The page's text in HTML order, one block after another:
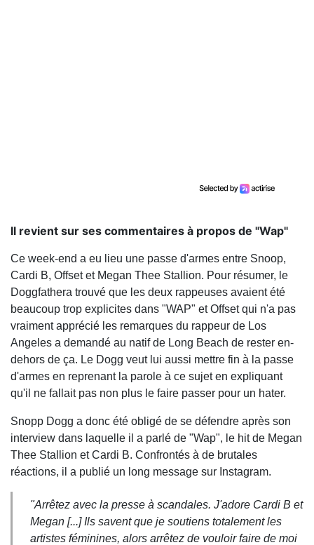
Il revient sur ses commentaires à propos de "Wap"
Ce week-end a eu lieu une passe d'armes entre Snoop,
Cardi B, Offset et Megan Thee Stallion. Pour résumer, le
Doggfathera trouvé que les deux rappeuses avaient été
beaucoup trop explicites dans "WAP" et Offset qui n'a pas
vraiment apprécié les remarques du rappeur de Los
Angeles a demandé au natif de Long Beach de rester en-
dehors de ça. Le Dogg veut lui aussi mettre fin à la passe
d'armes en reprenant la parole à ce sujet en expliquant
qu'il ne fallait pas non plus le faire passer pour un hater.
Snopp Dogg a donc été obligé de se défendre après son
interview dans laquelle il a parlé de "Wap", le hit de Megan
Thee Stallion et Cardi B. Confrontés à de brutales
réactions, il a publié un long message sur Instagram.
"Arrêtez avec la presse à scandales. J'adore Cardi B et
Megan [...] Ils savent que je soutiens totalement les
artistes féminines, alors arrêtez de vouloir faire de moi